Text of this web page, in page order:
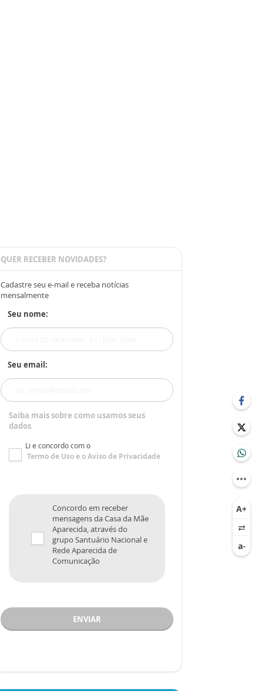
QUER RECEBER NOVIDADES?
Cadastre seu e-mail e receba notícias
mensalmente
Seu nome:
Seu email:
Saiba mais sobre como usamos seus
dados
Li e concordo com o
Termo de Usoe oAviso de Privacidade
Concordo em receber
mensagens da Casa da Mãe
Aparecida, através do
grupo Santuário Nacional e
Rede Aparecida de
Comunicação
ENVIAR